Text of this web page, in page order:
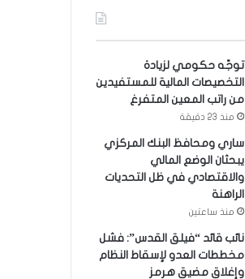
توجّه حكومي لزيادة
التخصيصات المالية للمستفيدين
من راتب المعين المتفرغ
منذ 23 دقيقة
ساري ومحافظ البنك المركزي
يبحثان الوضع المالي
والاقتصادي في ظل التحديات
الراهنة
منذ ساعتين
نائب قائد “فيلق القدس”: فشل
مخططات العدو لإسقاط النظام
وإغلاق مضيق هرمز